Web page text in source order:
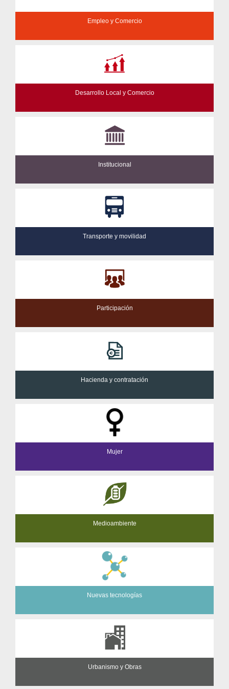
Empleo y Comercio
Desarrollo Local y Comercio
Institucional
Transporte y movilidad
Participación
Hacienda y contratación
Mujer
Medioambiente
Nuevas tecnologías
Urbanismo y Obras